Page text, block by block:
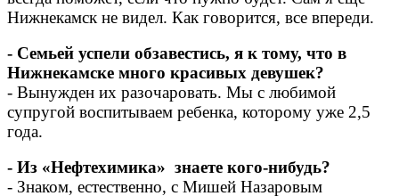
Нижнекамск не видел. Как говорится, все впереди.
- Семьей успели обзавестись, я к тому, что в
Нижнекамске много красивых девушек?
- Вынужден их разочаровать. Мы с любимой
супругой воспитываем ребенка, которому уже 2,5
года.
- Из «Нефтехимика» знаете кого-нибудь?
- Знаком, естественно, с Мишей Назаровым